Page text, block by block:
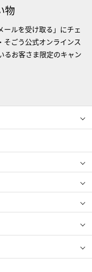
物
ールを受け取る」にチェ
そごう公式オンラインス
るお客さま限定のキャン
ィース
暮
スチュアート
Ⅱ
高野
＆キッズ
人形